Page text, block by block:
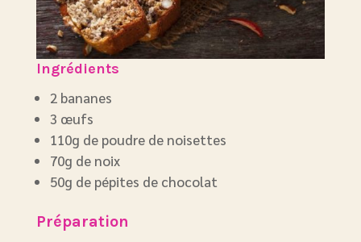
Ingrédients
2 bananes
3 œufs
110g de poudre de noisettes
70g de noix
50g de pépites de chocolat
Préparation